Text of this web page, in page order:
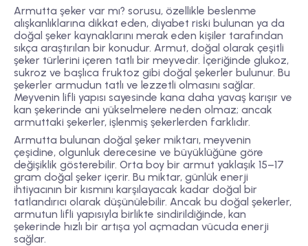
Armutta şeker var mı? sorusu, özellikle beslenme
alışkanlıklarına dikkat eden, diyabet riski bulunan ya da
doğal şeker kaynaklarını merak eden kişiler tarafından
sıkça araştırılan bir konudur. Armut, doğal olarak çeşitli
şeker türlerini içeren tatlı bir meyvedir. İçeriğinde glukoz,
sukroz ve başlıca fruktoz gibi doğal şekerler bulunur. Bu
şekerler armudun tatlı ve lezzetli olmasını sağlar.
Meyvenin lifli yapısı sayesinde kana daha yavaş karışır ve
kan şekerinde ani yükselmelere neden olmaz; ancak
armuttaki şekerler, işlenmiş şekerlerden farklıdır.
Armutta bulunan doğal şeker miktarı, meyvenin
çeşidine, olgunluk derecesine ve büyüklüğüne göre
değişiklik gösterebilir. Orta boy bir armut yaklaşık 15–17
gram doğal şeker içerir. Bu miktar, günlük enerji
ihtiyacının bir kısmını karşılayacak kadar doğal bir
tatlandırıcı olarak düşünülebilir. Ancak bu doğal şekerler,
armutun lifli yapısıyla birlikte sindirildiğinde, kan
şekerinde hızlı bir artışa yol açmadan vücuda enerji
sağlar.